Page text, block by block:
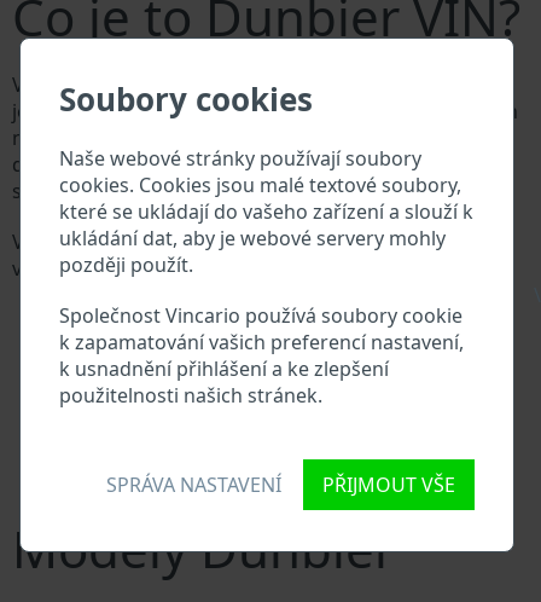
Soubory cookies
Naše webové stránky používají soubory
cookies. Cookies jsou malé textové soubory,
které se ukládají do vašeho zařízení a slouží k
ukládání dat, aby je webové servery mohly
později použít.
Společnost Vincario používá soubory cookie
k zapamatování vašich preferencí nastavení,
k usnadnění přihlášení a ke zlepšení
použitelnosti našich stránek.
SPRÁVA NASTAVENÍ PŘIJMOUT VŠE
Co je to Dunbier VIN?
Výrobce vozů Dunbier přiděluje každému vozidlu
jedinečné identifikační číslo zvané Vehicle Identification
number (VIN). VIN se skládá ze znaků a čísel o celkové
délce 17 znaků, do kterých ze zakódovaná základní
specifikaci vozidla.
Všechny databáze v automobilovém průmyslu
vyhledávají prostřednictvím VIN:
Databáze dovozců/vývozců Dunbier
Databáze prodejců Dunbier
Dodavatelé náhradních dílů a autoservisy Dunbier
Národní registr vozidel
Databáze soukromých společností
Modely Dunbier